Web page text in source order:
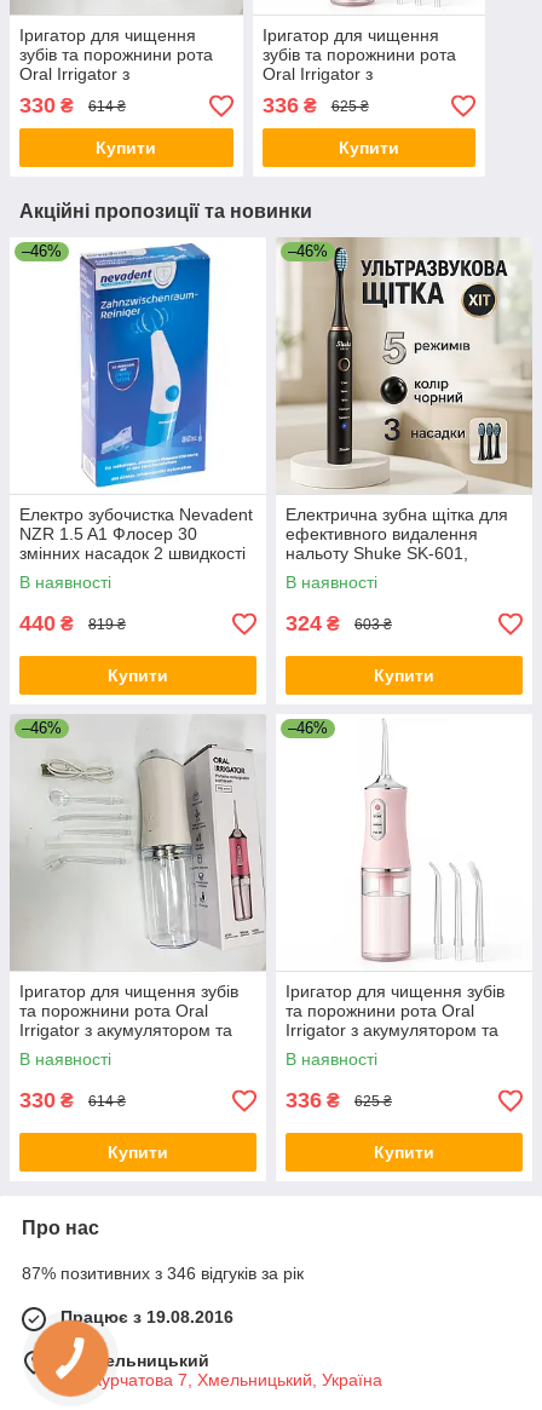
Іригатор для чищення
зубів та порожнини рота
Oral Irrigator з
акумулятором та
змінними насадками.
Колір: білий FG-87
330 ₴ 614 ₴
Купити
Іригатор для чищення
зубів та порожнини рота
Oral Irrigator з
акумулятором та
змінними насадками.
Колір: рожевий DW-55
336₴ 625 ₴
Купити
Акційні пропозиції та новинки
–46%
Електро зубочистка Nevadent
NZR 1.5 A1 Флосер 30
змінних насадок 2 швидкості
3 температурні режими VX-
76
В наявності
440 ₴ 819 ₴
Купити
–46%
Електрична зубна щітка для
ефективного видалення
нальоту Shuke SK-601,
Електрощитка зубна BK-18
В наявності
324 ₴ 603 ₴
Купити
–46%
Іригатор для чищення зубів
та порожнини рота Oral
Irrigator з акумулятором та
змінними насадками. Колір:
білий FG-87
В наявності
330 ₴ 614 ₴
Купити
–46%
Іригатор для чищення зубів
та порожнини рота Oral
Irrigator з акумулятором та
змінними насадками. Колір:
рожевий DW-55
В наявності
336 ₴ 625 ₴
Купити
Про нас
87% позитивних з 346 відгуків за рік
Працює з 19.08.2016
м. Хмельницький
вул Курчатова 7, Хмельницький, Україна